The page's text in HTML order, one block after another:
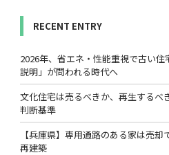
RECENT ENTRY
2026年、省エネ・性能重視で古い
説明」が問われる時代へ
文化住宅は売るべきか、再生するべ
判断基準
【兵庫県】専用通路のある家は売
再建築